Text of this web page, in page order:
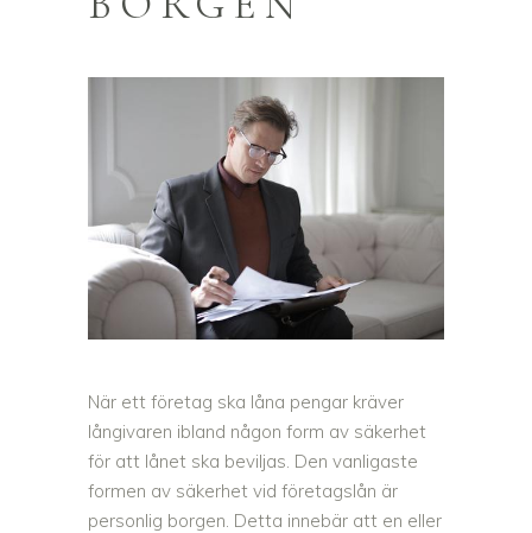
När ett företag ska låna pengar kräver
långivaren ibland någon form av säkerhet
för att lånet ska beviljas. Den vanligaste
formen av säkerhet vid företagslån är
personlig borgen. Detta innebär att en eller